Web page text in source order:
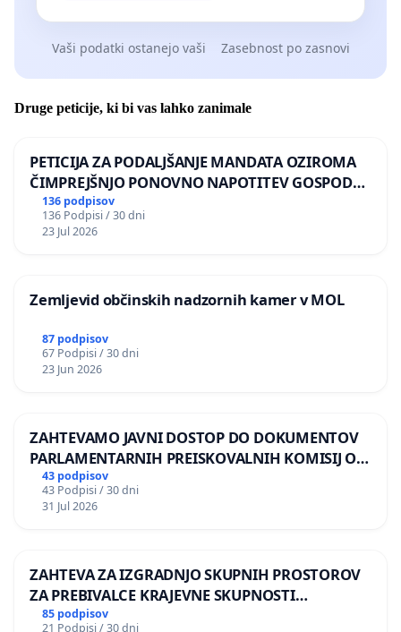
Vaši podatki ostanejo vaši Zasebnost po zasnovi
Druge peticije, ki bi vas lahko zanimale
PETICIJA ZA PODALJŠANJE MANDATA OZIROMA
ČIMPREJŠNJO PONOVNO NAPOTITEV GOSPODA
BERNARDA ŠRAJNERJA NA VELEPOSLANIŠTVO
REPUBLIKE SLOVENIJE V MOSKVI
136 podpisov
136 Podpisi / 30 dni
23 Jul 2026
Zemljevid občinskih nadzornih kamer v MOL
87 podpisov
67 Podpisi / 30 dni
23 Jun 2026
ZAHTEVAMO JAVNI DOSTOP DO DOKUMENTOV
PARLAMENTARNIH PREISKOVALNIH KOMISIJ O
ILEGALNI TRGOVINI Z OROŽJEM
43 podpisov
43 Podpisi / 30 dni
31 Jul 2026
ZAHTEVA ZA IZGRADNJO SKUPNIH PROSTOROV
ZA PREBIVALCE KRAJEVNE SKUPNOSTI
PRESTRANEK
85 podpisov
21 Podpisi / 30 dni